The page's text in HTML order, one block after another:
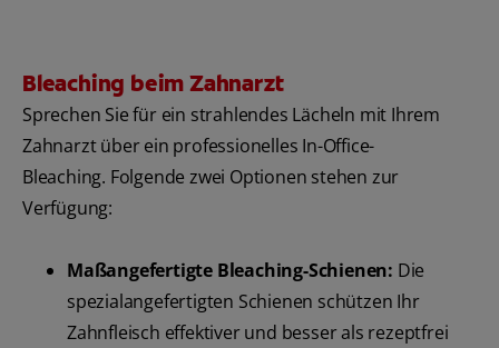
Bleaching beim Zahnarzt
Sprechen Sie für ein strahlendes Lächeln mit Ihrem
Zahnarzt über ein professionelles In-Office-
Bleaching. Folgende zwei Optionen stehen zur
Verfügung:
Maßangefertigte Bleaching-Schienen: Die
spezialangefertigten Schienen schützen Ihr
Zahnfleisch effektiver und besser als rezeptfrei